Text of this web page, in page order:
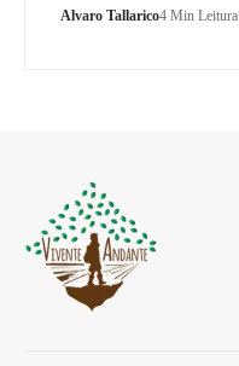
Alvaro Tallarico4 Min Leitura